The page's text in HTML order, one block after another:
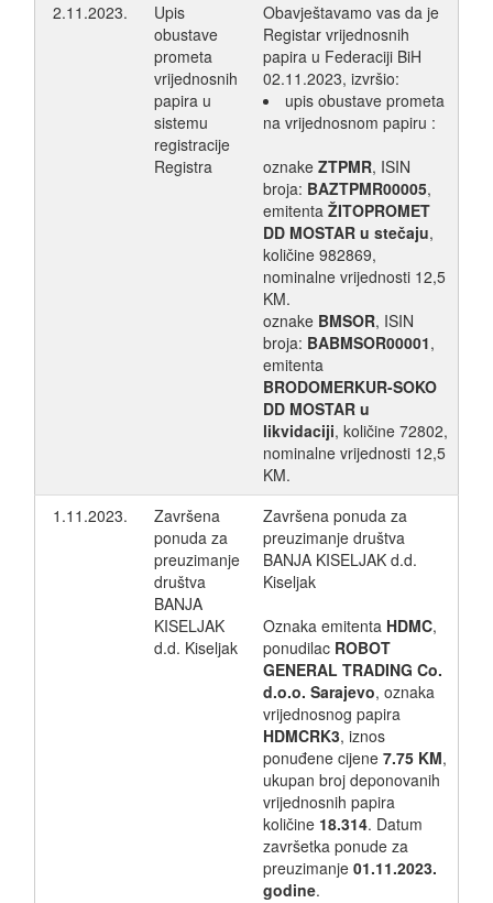
2.11.2023.
Upis
obustave
prometa
vrijednosnih
papira u
sistemu
registracije
Registra
Obavještavamo vas da je
Registar vrijednosnih
papira u Federaciji BiH
02.11.2023, izvršio:
upis obustave prometa
na vrijednosnom papiru :
oznake ZTPMR, ISIN
broja: BAZTPMR00005,
emitenta ŽITOPROMET
DD MOSTAR u stečaju,
količine 982869,
nominalne vrijednosti 12,5
KM.
oznake BMSOR, ISIN
broja: BABMSOR00001,
emitenta
BRODOMERKUR-SOKO
DD MOSTAR u
likvidaciji, količine 72802,
nominalne vrijednosti 12,5
KM.
1.11.2023.
Završena
ponuda za
preuzimanje
društva
BANJA
KISELJAK
d.d. Kiseljak
Završena ponuda za
preuzimanje društva
BANJA KISELJAK d.d.
Kiseljak
Oznaka emitenta HDMC,
ponudilac ROBOT
GENERAL TRADING Co.
d.o.o. Sarajevo, oznaka
vrijednosnog papira
HDMCRK3, iznos
ponuđene cijene 7.75 KM,
ukupan broj deponovanih
vrijednosnih papira
količine 18.314. Datum
završetka ponude za
preuzimanje 01.11.2023.
godine.